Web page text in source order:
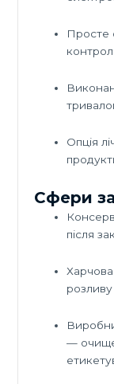
Просте
Опція
Сфери
після
розливу
—